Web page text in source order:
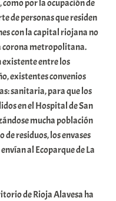
por la ocupación de
de personas que residen
con la capital riojana no
corona metropolitana.
existente entre los
existentes convenios
sanitaria, para que los
en el Hospital de San
mucha población
residuos, los envases
al Ecoparque de La
de Rioja Alavesa ha